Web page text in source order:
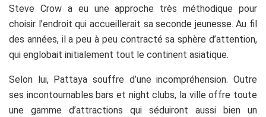
Steve Crow a eu une approche très méthodique pour
choisir l’endroit qui accueillerait sa seconde jeunesse. Au fil
des années, il a peu à peu contracté sa sphère d’attention,
qui englobait initialement tout le continent asiatique.
Selon lui, Pattaya souffre d’une incompréhension. Outre
ses incontournables bars et night clubs, la ville offre toute
une gamme d’attractions qui séduiront aussi bien un